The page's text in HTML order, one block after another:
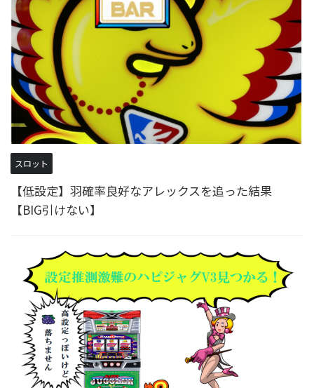
スロット
【低設定】羽確率良好なアレックスを追った結果
【BIG引けない】